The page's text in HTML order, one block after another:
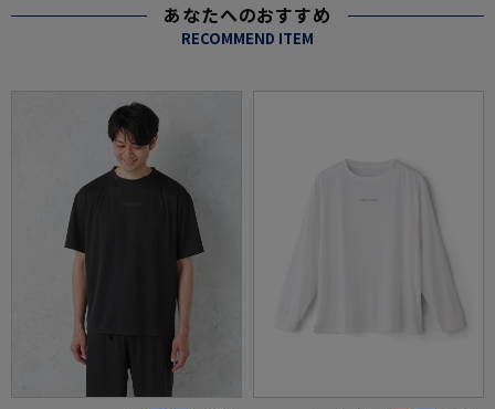
あなたへのおすすめ
RECOMMEND ITEM